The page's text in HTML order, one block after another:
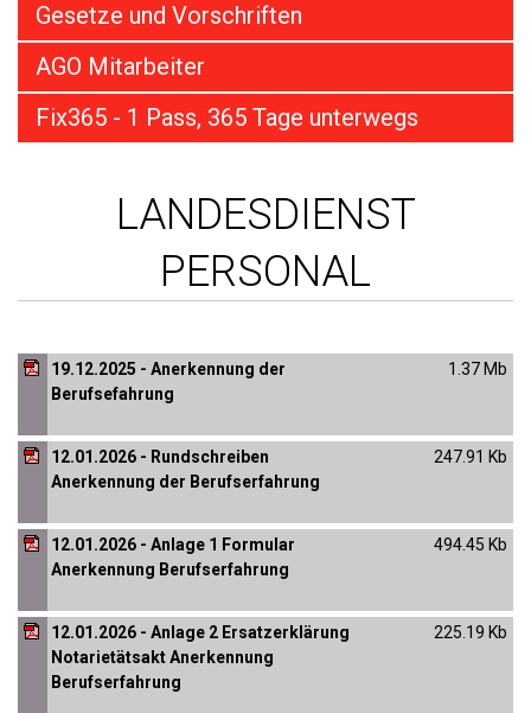
Gesetze und Vorschriften
AGO Mitarbeiter
Fix365 - 1 Pass, 365 Tage unterwegs
LANDESDIENST
PERSONAL
19.12.2025 - Anerkennung der
Berufsefahrung
1.37 Mb
12.01.2026 - Rundschreiben
Anerkennung der Berufserfahrung
247.91 Kb
12.01.2026 - Anlage 1 Formular
Anerkennung Berufserfahrung
494.45 Kb
12.01.2026 - Anlage 2 Ersatzerklärung
Notarietätsakt Anerkennung
Berufserfahrung
225.19 Kb